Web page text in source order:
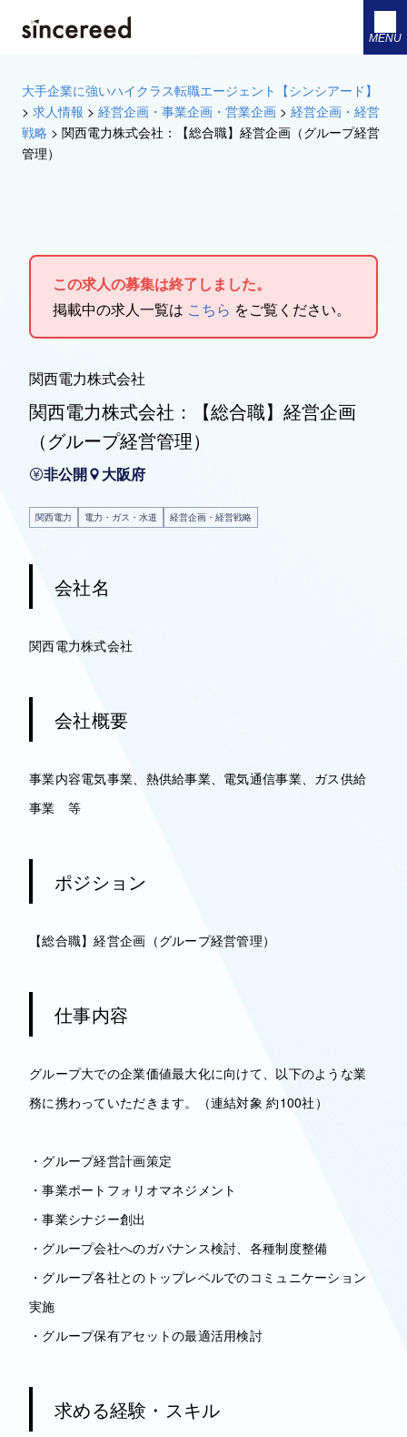
MENU
大手企業に強いハイクラス転職エージェント【シンシアード】
> 求人情報 > 経営企画・事業企画・営業企画 > 経営企画・経営
戦略 > 関西電力株式会社：【総合職】経営企画（グループ経営
管理）
この求人の募集は終了しました。
掲載中の求人一覧は こちら をご覧ください。
関西電力株式会社
関西電力株式会社：【総合職】経営企画
（グループ経営管理）
非公開 大阪府
関西電力 電力・ガス・水道 経営企画・経営戦略
会社名
関西電力株式会社
会社概要
事業内容電気事業、熱供給事業、電気通信事業、ガス供給
事業 等
ポジション
【総合職】経営企画（グループ経営管理）
仕事内容
グループ大での企業価値最大化に向けて、以下のような業
務に携わっていただきます。（連結対象 約100社）
・グループ経営計画策定
・事業ポートフォリオマネジメント
・事業シナジー創出
・グループ会社へのガバナンス検討、各種制度整備
・グループ各社とのトップレベルでのコミュニケーション
実施
・グループ保有アセットの最適活用検討
求める経験・スキル